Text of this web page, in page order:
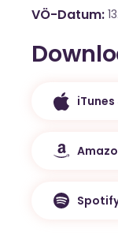
VÖ-Datum